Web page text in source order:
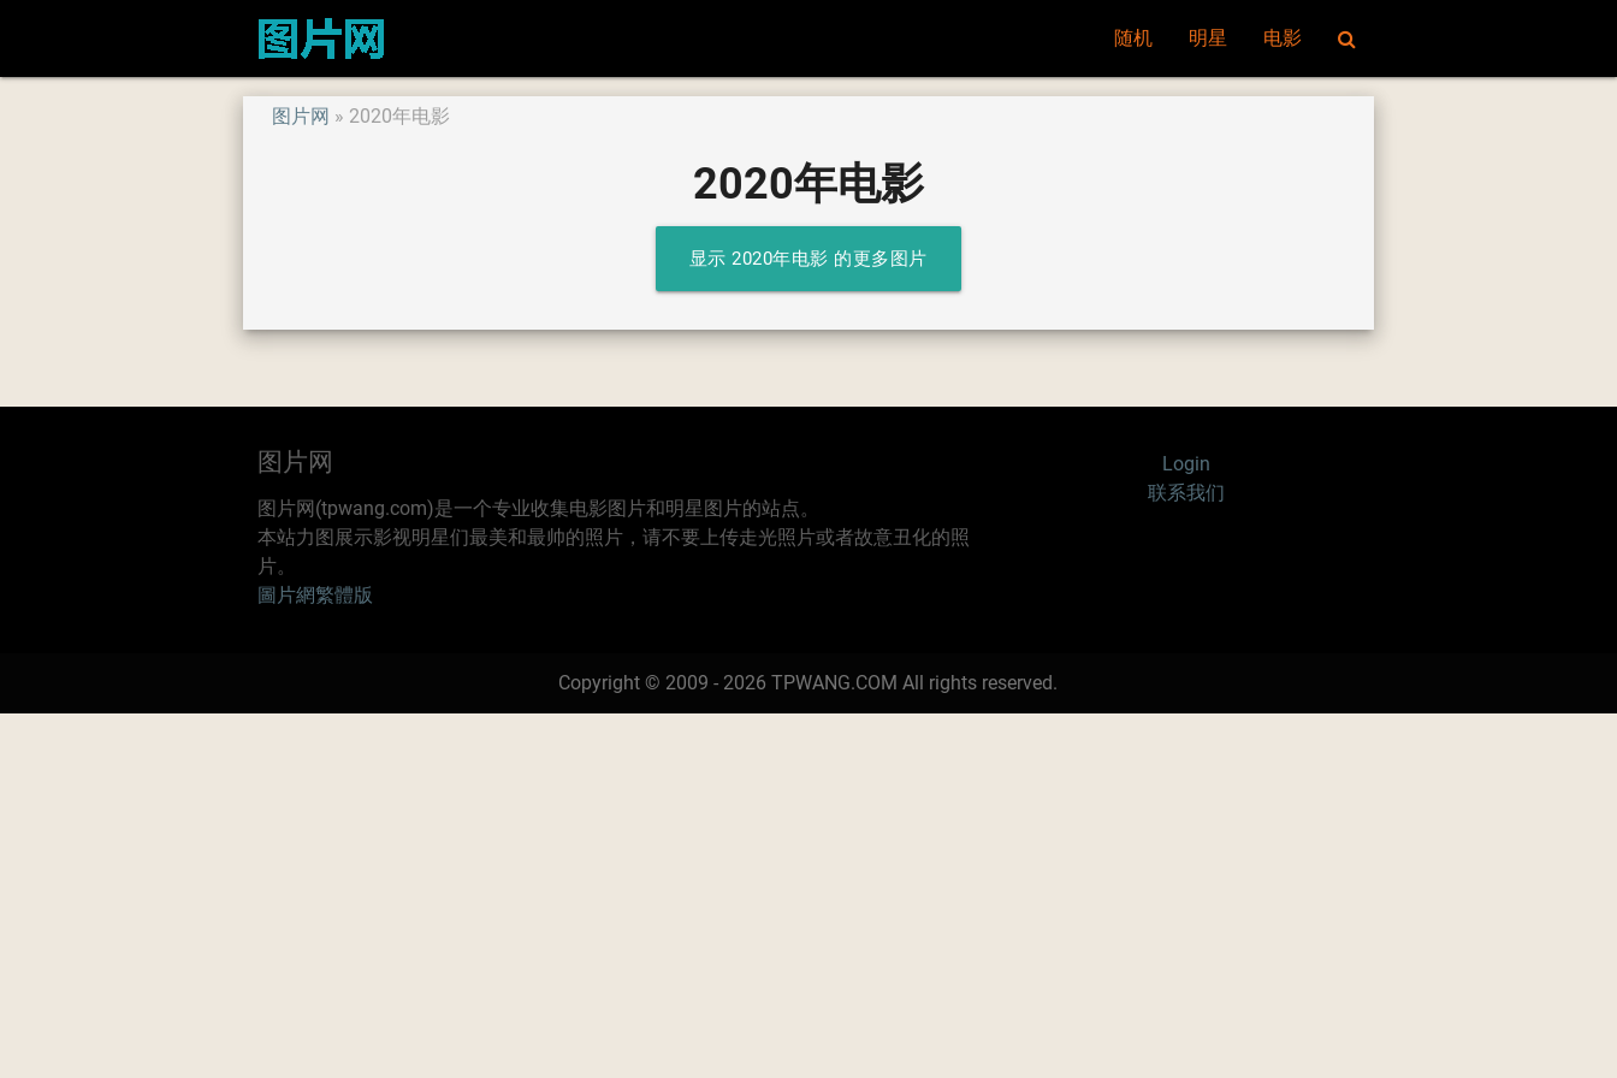
随机 明星 电影
图片网 2020年电影
2020年电影
显示 2020年电影 的更多图片
图片网
图片网(tpwang.com)是一个专业收集电影图片和明星图片的站点。
本站力图展示影视明星们最美和最帅的照片，请不要上传走光照片或者故意丑化的照
片。
圖片網繁體版
Login
联系我们
Copyright © 2009 - 2026 TPWANG.COM All rights reserved.